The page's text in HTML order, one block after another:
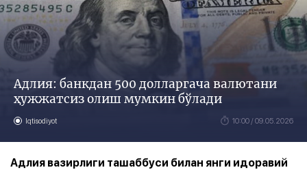
Адлия: банкдан 500 долларгача валютани
ҳужжатсиз олиш мумкин бўлади
Iqtisodiyot 10:00 / 09.05.2026
Адлия вазирлиги ташаббуси билан янги идоравий